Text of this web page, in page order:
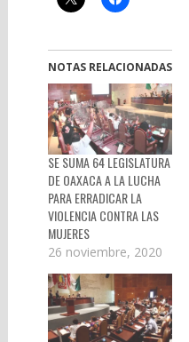
NOTAS RELACIONADAS
SE SUMA 64 LEGISLATURA
DE OAXACA A LA LUCHA
PARA ERRADICAR LA
VIOLENCIA CONTRA LAS
MUJERES
26 noviembre, 2020